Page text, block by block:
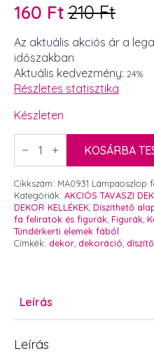
210Ft
Original
price
was:
210 Ft.
160 Ft
Current
price
is:
160 Ft.
Az aktuális akciós ár a
időszakban
Aktuális kedvezmény: 24%
Részletes statisztika
Készleten
Lámpaoszlop
festhető
x
3
cm
mennyiség
KOSÁRBA
Cikkszám: MA0931 Lámpaoszlop
Kategóriák: AKCIÓS TAVASZI
DEKOR KELLÉKEK Díszíthető
fa feliratok és figurák Figurák
Tündérkerti elemek fából
Címkék: dekor dekoráció
Leírás
Leírás